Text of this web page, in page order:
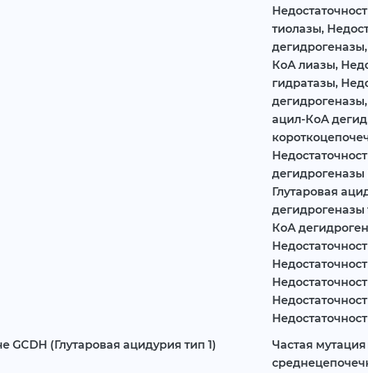
тиолазы,
КоА лиазы,
гидратазы,
ацил-КоА
дегидрогеназы
Глутаровая
дегидрогеназы
КоА
GCDH (Глутаровая ацидурия тип 1)
Частая мутация